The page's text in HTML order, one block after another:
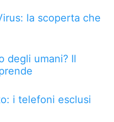
la scoperta che
degli umani? Il
i telefoni esclusi